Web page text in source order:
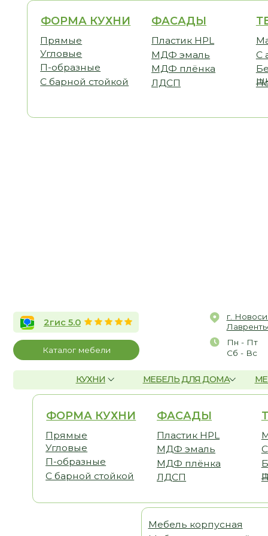
Под
Без
шкафов
ФАСАДЫ
Пластик HPL
ЛДСП
МДФ плёнка
ФОРМА КУХНИ
Прямые
С барной стойкой
П-образные
Угловые
Каталог мебели По
Сб - Вс
КУХНИ МЕБЕЛЬ
МЕБЕЛЬ ДЛЯ ДОМА
Без
шкафов
ФАСАДЫ
Пластик HPL
МДФ плёнка
ФОРМА КУХНИ
Прямые
П-образные
Мебель для кабинета
Мебель для детской
Мебель корпусная